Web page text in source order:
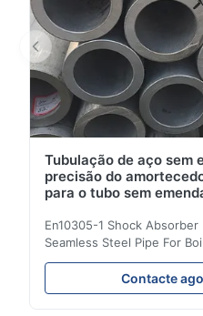
Tubulação de aço sem
precisão do
para o tubo sem
En10305-1 Shock Absorber
Seamless Steel Pipe For
Tube Seamless Precision
used in hydraulic system,
precision machinery parts
Contacte